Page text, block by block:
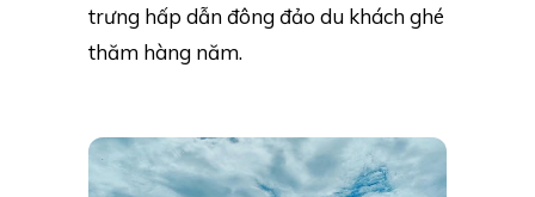
trưng hấp dẫn đông đảo du khách ghé
thăm hàng năm.